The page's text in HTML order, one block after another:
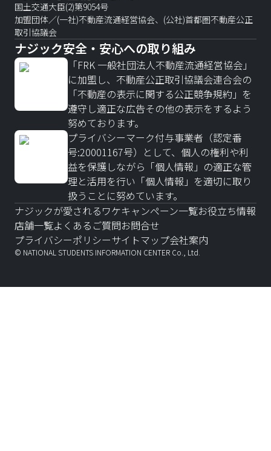
国土交通大臣(2)第9054号
加盟団体／(一社)不動産流通経営協会、(公社)首都圏不動産公正
取引協議会
ナジック安全・安心への取り組み
「FRK 一般社団法人不動産流通経営協会」
に加盟し、不動産公正取引協議会連合会の
「不動産の表示に関する公正競争規約」を
遵守し適正な広告その他の表示をするよう
努めております。
プライバシーマーク付与事業者（認定番
号:20001167号）として、個人の権利や利
益を保護しながら「個人情報」の適正な管
理と活用を行い「個人情報」を適切に取り
扱うことに努めています。
ナジックが愛されるワケキャンペーン一覧お役立ち情報
店舗一覧よくあるご質問お問合せ
プライバシーポリシーサイトマップ会社案内
© NATIONAL STUDENTS INFORMATION CENTER Co., Ltd.